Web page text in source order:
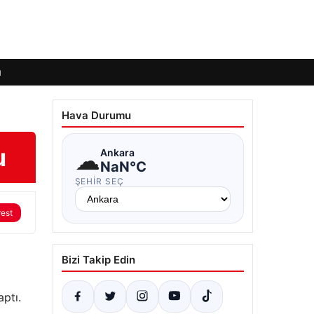
Hava Durumu
☁Ankara
NaN°C
ŞEHIR SEÇ
Bizi Takip Edin